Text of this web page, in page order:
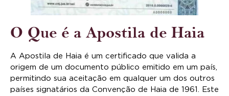
O Que é a Apostila de Haia
A Apostila de Haia é um certificado que valida a
origem de um documento público emitido em um país,
permitindo sua aceitação em qualquer um dos outros
países signatários da Convenção de Haia de 1961. Este